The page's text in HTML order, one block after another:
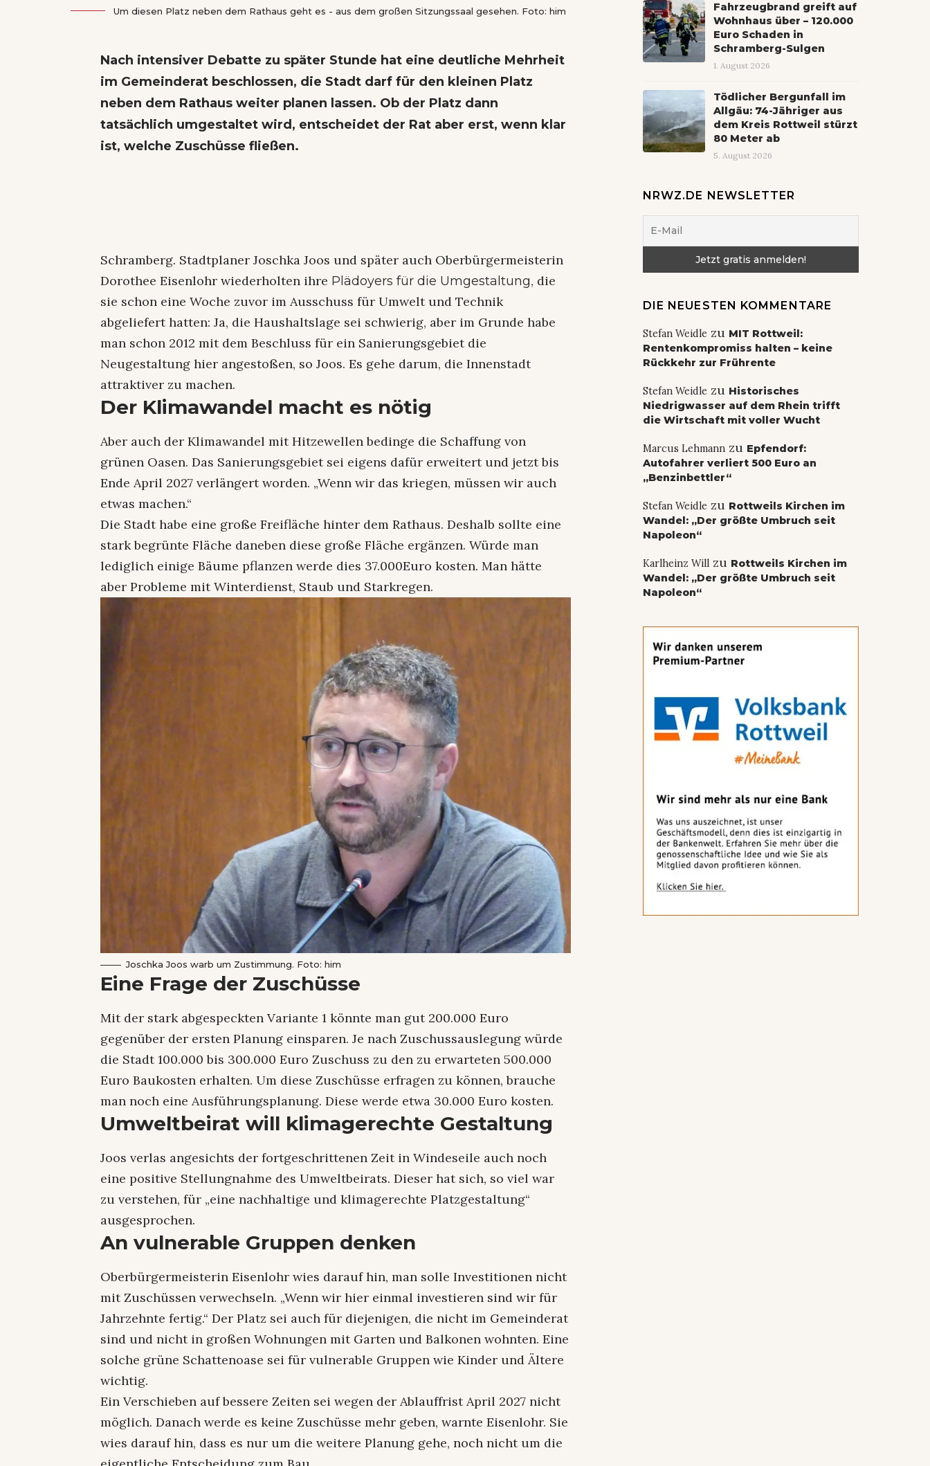
Um diesen Platz neben dem Rathaus geht es - aus dem großen Sitzungssaal gesehen. Foto: him
Nach intensiver Debatte zu später Stunde hat eine deutliche Mehrheit
im Gemeinderat beschlossen, die Stadt darf für den kleinen Platz
neben dem Rathaus weiter planen lassen. Ob der Platz dann
tatsächlich umgestaltet wird, entscheidet der Rat aber erst, wenn klar
ist, welche Zuschüsse fließen.
Schramberg. Stadtplaner Joschka Joos und später auch Oberbürgermeisterin
Dorothee Eisenlohr wiederholten ihre Plädoyers für die Umgestaltung, die
sie schon eine Woche zuvor im Ausschuss für Umwelt und Technik
abgeliefert hatten:Ja, die Haushaltslage sei schwierig, aber im Grunde habe
man schon 2012 mit dem Beschluss für ein Sanierungsgebiet die
Neugestaltung hier angestoßen, so Joos. Es gehe darum, die Innenstadt
attraktiver zu machen.
Der Klimawandel macht es nötig
Aber auch der Klimawandel mit Hitzewellen bedinge die Schaffung von
grünen Oasen. Das Sanierungsgebiet sei eigens dafür erweitert und jetzt bis
Ende April 2027 verlängert worden. „Wenn wir das kriegen, müssen wir auch
etwas machen.“
Die Stadt habe eine große Freifläche hinter dem Rathaus. Deshalb sollte eine
stark begrünte Fläche daneben diese große Fläche ergänzen. Würde man
lediglich einige Bäume pflanzen werde dies 37.000Euro kosten. Man hätte
aber Probleme mit Winterdienst, Staub und Starkregen.
Joschka Joos warb um Zustimmung. Foto: him
Eine Frage der Zuschüsse
Mit der stark abgespeckten Variante 1 könnte man gut 200.000 Euro
gegenüber der ersten Planung einsparen. Je nach Zuschussauslegung würde
die Stadt 100.000 bis 300.000 Euro Zuschuss zu den zu erwarteten 500.000
Euro Baukosten erhalten. Um diese Zuschüsse erfragen zu können, brauche
man noch eine Ausführungsplanung. Diese werde etwa 30.000 Euro kosten.
Umweltbeirat will klimagerechte Gestaltung
Joos verlas angesichts der fortgeschrittenen Zeit in Windeseile auch noch
eine positive Stellungnahme des Umweltbeirats. Dieser hat sich, so viel war
zu verstehen, für „eine nachhaltige und klimagerechte Platzgestaltung“
ausgesprochen.
An vulnerable Gruppen denken
Oberbürgermeisterin Eisenlohr wies darauf hin, man solle Investitionen nicht
mit Zuschüssen verwechseln. „Wenn wir hier einmal investieren sind wir für
Jahrzehnte fertig.“ Der Platz sei auch für diejenigen, die nicht im Gemeinderat
sind und nicht in großen Wohnungen mit Garten und Balkonen wohnten. Eine
solche grüne Schattenoase sei für vulnerable Gruppen wie Kinder und Ältere
wichtig.
Ein Verschieben auf bessere Zeiten sei wegen der Ablauffrist April 2027 nicht
möglich. Danach werde es keine Zuschüsse mehr geben, warnte Eisenlohr. Sie
wies darauf hin, dass es nur um die weitere Planung gehe, noch nicht um die
Fahrzeugbrand greift auf
Wohnhaus über – 120.000
Euro Schaden in
Schramberg-Sulgen
1. August 2026
Tödlicher Bergunfall im
Allgäu: 74-Jähriger aus
dem Kreis Rottweil stürzt
80 Meter ab
5. August 2026
NRWZ.DE NEWSLETTER
DIE NEUESTEN KOMMENTARE
Stefan Weidle zu MIT Rottweil:
Rentenkompromiss halten – keine
Rückkehr zur Frührente
Stefan Weidle zu Historisches
Niedrigwasser auf dem Rhein trifft
die Wirtschaft mit voller Wucht
Marcus Lehmannzu Epfendorf:
Autofahrer verliert 500 Euro an
„Benzinbettler“
Stefan Weidle zu Rottweils Kirchen im
Wandel: „Der größte Umbruch seit
Napoleon“
Karlheinz Willzu Rottweils Kirchen im
Wandel: „Der größte Umbruch seit
Napoleon“